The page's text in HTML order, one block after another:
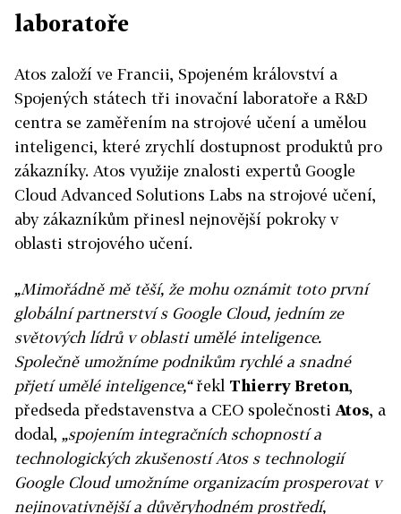
laboratoře
Atos založí ve Francii, Spojeném království a
Spojených státech tři inovační laboratoře a R&D
centra se zaměřením na strojové učení a umělou
inteligenci, které zrychlí dostupnost produktů pro
zákazníky. Atos využije znalosti expertů Google
Cloud Advanced Solutions Labs na strojové učení,
aby zákazníkům přinesl nejnovější pokroky v
oblasti strojového učení.
„Mimořádně mě těší, že mohu oznámit toto první
globální partnerství s Google Cloud, jedním ze
světových lídrů v oblasti umělé inteligence.
Společně umožníme podnikům rychlé a snadné
přjetí umělé inteligence,“řekl Thierry Breton,
předseda představenstva a CEO společnosti Atos, a
dodal, „spojením integračních schopností a
technologických zkušeností Atos s technologií
Google Cloud umožníme organizacím prosperovat v
nejinovativnější a důvěryhodném prostředí,